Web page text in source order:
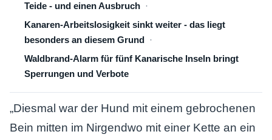
Teide - und einen Ausbruch
Kanaren-Arbeitslosigkeit sinkt weiter - das liegt
besonders an diesem Grund
Waldbrand-Alarm für fünf Kanarische Inseln bringt
Sperrungen und Verbote
„Diesmal war der Hund mit einem gebrochenen
Bein mitten im Nirgendwo mit einer Kette an ein